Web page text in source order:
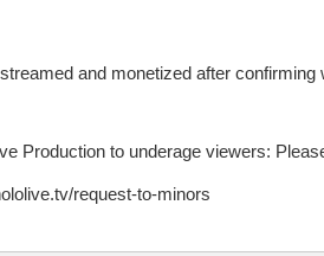
and monetized after confirming
Production to underage viewers:
request-to-minors